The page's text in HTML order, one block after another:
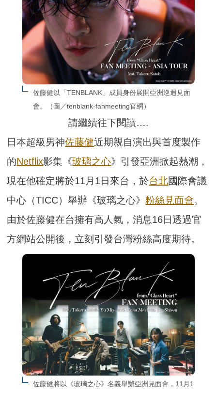
佐藤健以「TENBLANK」成員身份展開亞洲巡迴見面
會。（圖／tenblank-fanmeeting官網）
請繼續往下閱讀….
日本超級男神佐藤健近期親自演出與首度製作
的Netflix影集《玻璃之心》引發亞洲掀起熱潮，
現在他確定將於11月1日來台，於台北國際會議
中心（TICC）舉辦《玻璃之心》粉絲見面會。
由於佐藤健在台擁有高人氣，消息16日透過官
方網站公開後，立刻引發台灣粉絲高度期待。
佐藤健將以《玻璃之心》名義舉辦亞洲見面會，11月1